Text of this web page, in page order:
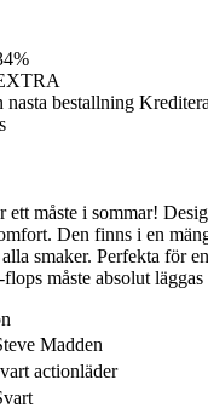
bestallning
ett måste i sommar!
Den finns i en
smaker. Perfekta för
måste absolut
Madden
actionläder